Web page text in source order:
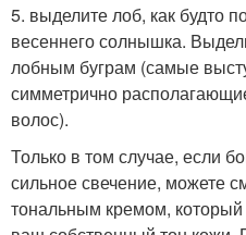
5. выделите лоб, как будто
весеннего солнышка.
лобным буграм (самые
симметрично
волос).
Только в том случае, если
сильное свечение, можете
тональным кремом, который